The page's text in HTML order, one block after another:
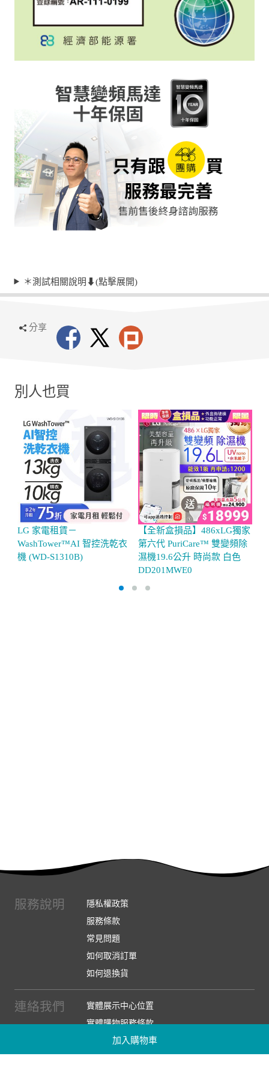
加入購物車
＊測試相關說明⬇︎(點擊展開)
分享
別人也買
LG 家電租賃－
WashTower™AI 智控洗乾衣
機 (WD-S1310B)
【全新盒損品】486xLG獨家
第六代 PuriCare™ 雙變頻除
濕機19.6公升 時尚款 白色
DD201MWE0
服務說明
隱私權政策
服務條款
常見問題
如何取消訂單
如何退換貨
連絡我們
實體展示中心位置
實體購物服務條款
廠商提案